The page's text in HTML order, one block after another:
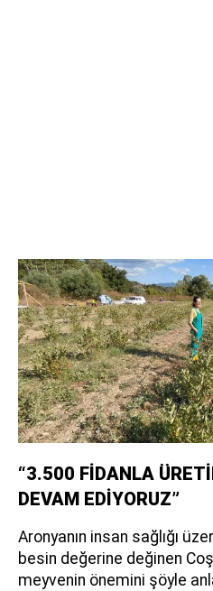
“3.500 FİDANLA
DEVAM EDİYORUZ”
Aronyanın insan sağlığı
besin değerine değinen
meyvenin önemini şöyle